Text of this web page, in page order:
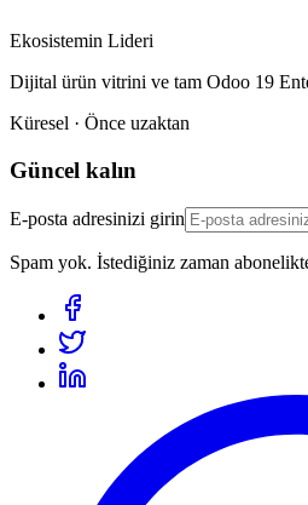
Ekosistemin Lideri
Dijital ürün vitrini ve tam Odoo 19
Küresel · Önce uzaktan
Güncel kalın
E-posta adresinizi girin
Spam yok. İstediğiniz zaman